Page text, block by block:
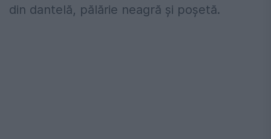
din dantelă, pălărie neagră și poșetă.